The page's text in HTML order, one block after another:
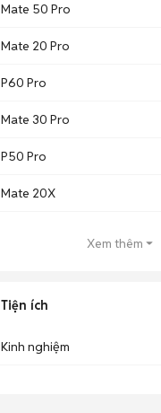
Mate 50 Pro
Mate 20 Pro
P60 Pro
Mate 30 Pro
P50 Pro
Mate 20X
Xem thêm
Tiện ích
Kinh nghiệm